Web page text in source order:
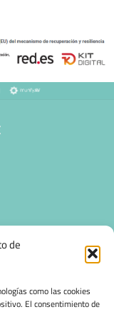
de
como las cookies
El consentimiento de